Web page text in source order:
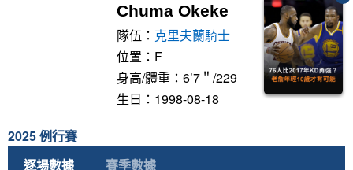
Chuma Okeke
隊伍： 克里夫蘭騎士
位置：F
身高/體重：6’7＂/229
生日：1998-08-18
2025 例行賽
逐場數據
賽季數據